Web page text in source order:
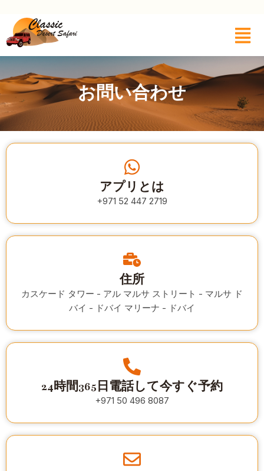
お問い合わせ
アプリとは
+971 52 447 2719
住所
カスケード タワー - アル マルサ ストリート - マルサ ド
バイ - ドバイ マリーナ - ドバイ
24時間365日電話して今すぐ予約
+971 50 496 8087